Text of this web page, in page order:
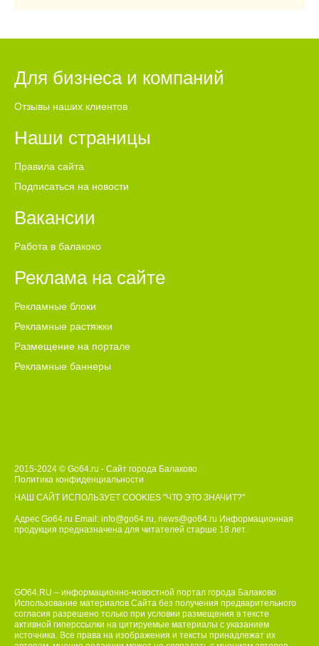
Для бизнеса и компаний
Отзывы наших клиентов
Наши страницы
Правила сайта
Подписаться на новости
Вакансии
Работа в балакоко
Реклама на сайте
Рекламные блоки
Рекламные растяжки
Размещение на портале
Рекламные баннеры
2015-2024 © Go64.ru - Сайт города Балаково
Политика конфиденциальности
НАШ САЙТ ИСПОЛЬЗУЕТ COOKIES "ЧТО ЭТО ЗНАЧИТ?"
Адрес Go64.ru Email: info@go64.ru, news@go64.ru Информационная
продукция предназначена для читателей старше 18 лет.
GO64.RU – информационно-новостной портал города Балаково
Использование материалов Сайта без получения предварительного
согласия разрешено только при условии размещения в тексте
активной гиперссылки на цитируемые материалы с указанием
источника. Все права на изображения и тексты принадлежат их